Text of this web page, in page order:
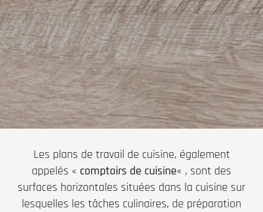
16 + 6 = ?
ENVOYER
Les plans de travail de cuisine, également
appelés « comptoirs de cuisine« , sont des
surfaces horizontales situées dans la cuisine sur
lesquelles les tâches culinaires, de préparation